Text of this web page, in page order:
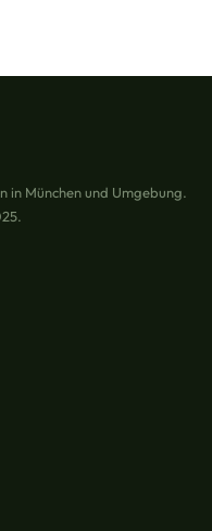
in München und Umgebung.